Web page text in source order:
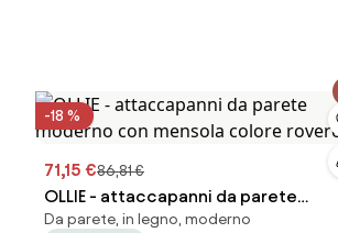
-18 %
71,15 €86,81 €
OLLIE - attaccapanni da parete
moderno con mensola colore rovere
Da parete, in legno, moderno